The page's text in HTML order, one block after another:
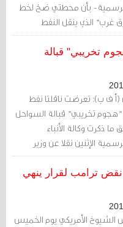
بأن محطتي ضخ لخط
غرب" الذي ينقل النفط
النفط بالمنطقة
ينبع على الساحل الغربي،
والسادسة والنصف (بالتوقيت
اليوم الثلاثاء.
تخريبي" قبالة
(أ ف ب): تعرضت ناقلتا نفط
"هجوم تخريبي" قبالة السواحل
ما ذكرت وكالة الأنباء
الإثنين نقلا عن وزير
ترامب لقرار ينهي
الأمريكي يوم الخميس